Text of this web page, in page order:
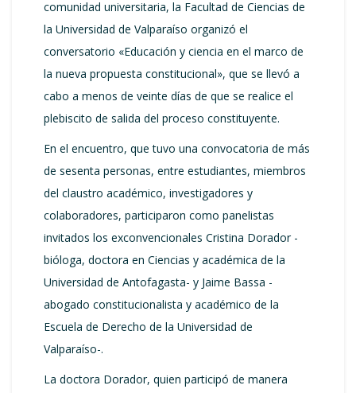
comunidad universitaria, la Facultad de Ciencias de
la Universidad de Valparaíso organizó el
conversatorio «Educación y ciencia en el marco de
la nueva propuesta constitucional», que se llevó a
cabo a menos de veinte días de que se realice el
plebiscito de salida del proceso constituyente.
En el encuentro, que tuvo una convocatoria de más
de sesenta personas, entre estudiantes, miembros
del claustro académico, investigadores y
colaboradores, participaron como panelistas
invitados los exconvencionales Cristina Dorador -
bióloga, doctora en Ciencias y académica de la
Universidad de Antofagasta- y Jaime Bassa -
abogado constitucionalista y académico de la
Escuela de Derecho de la Universidad de
Valparaíso-.
La doctora Dorador, quien participó de manera